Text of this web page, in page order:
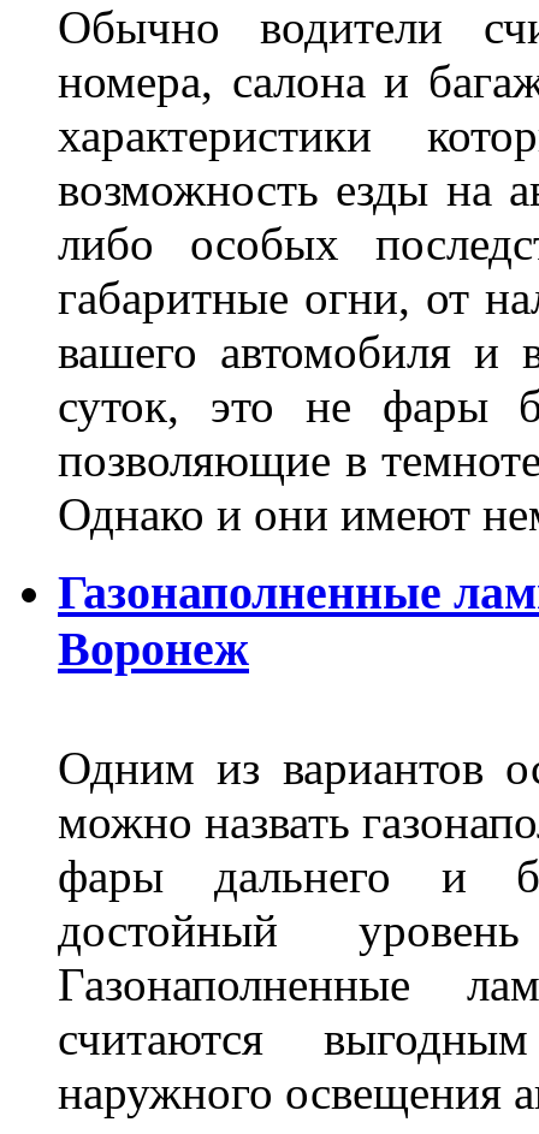
Обычно водители
номера, салона и
характеристики
возможность езды на
либо особых
габаритные огни, от
вашего автомобиля и
суток, это не фары
позволяющие в
Однако и они имеют
Газонаполненные
Воронеж
Одним из вариантов
можно назвать
фары дальнего и
достойный
Газонаполненные
считаются
наружного освещения